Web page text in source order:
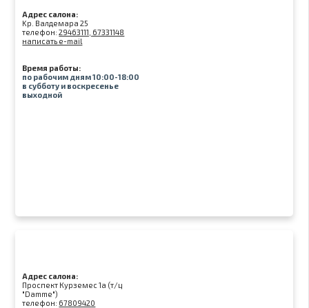
Адрес салона:
Kр. Валдемара 25
телефон:29463111, 67331148
написать e-mail
Время работы:
по рабочим дням 10:00-18:00
в субботу и воскресенье
выходной
Адрес салона:
Проспект Курземес 1а (т/ц
"Damme")
телефон: 67809420